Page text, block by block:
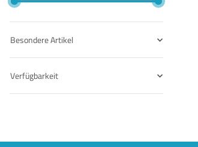
Besondere Artikel
Verfügbarkeit